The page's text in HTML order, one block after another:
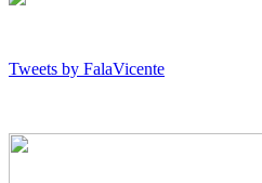
Tweets by FalaVicente